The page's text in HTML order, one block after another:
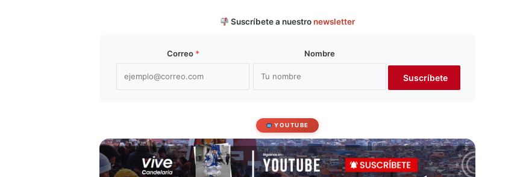
Suscríbete a nuestro newsletter
Correo * Nombre
YOUTUBE